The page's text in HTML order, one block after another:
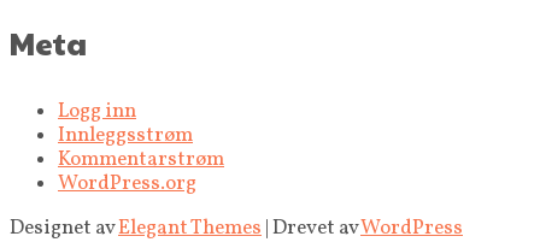
Meta
Logg inn
Innleggsstrøm
Kommentarstrøm
WordPress.org
Designet avElegant Themes | Drevet avWordPress